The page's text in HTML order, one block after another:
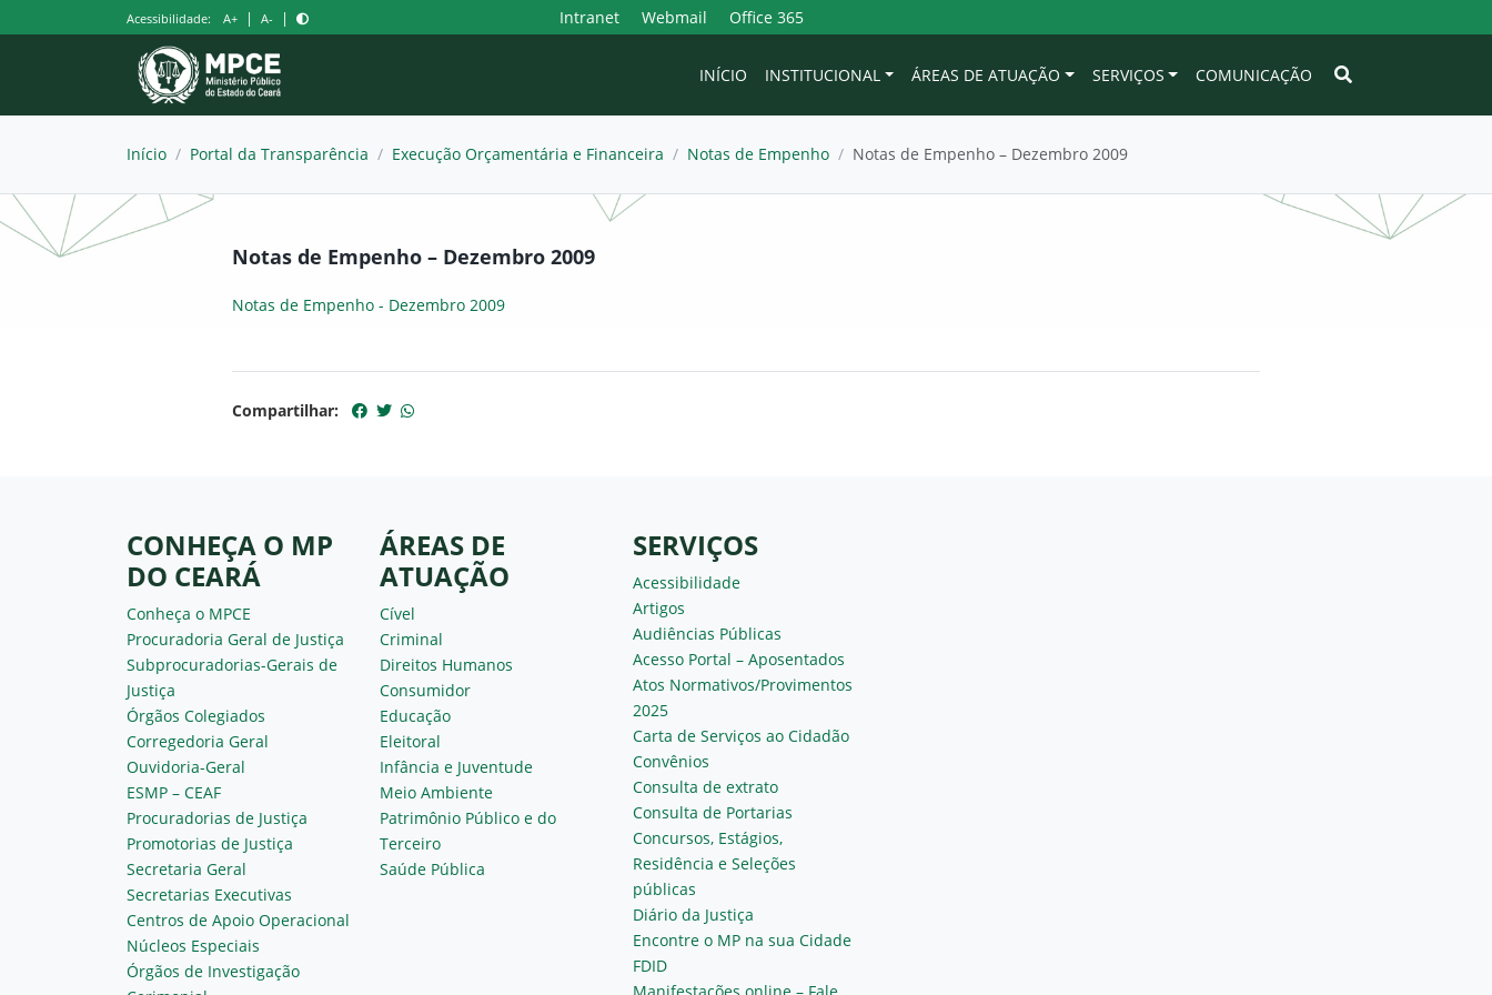
para
Acessibilidade: A+ | A- | Intranet Webmail Office 365
INÍCIO INSTITUCIONAL ÁREAS DE ATUAÇÃO SERVIÇOS COMUNICAÇÃO
Início / Portal da Transparência / Execução Orçamentária e Financeira / Notas de Empenho / Notas de Empenho – Dezembro 2009
Notas de Empenho – Dezembro 2009
Notas de Empenho - Dezembro 2009
Compartilhar:
CONHEÇA O MP
DO CEARÁ
Conheça o MPCE
Procuradoria Geral de Justiça
Subprocuradorias-Gerais de
Justiça
Órgãos Colegiados
Corregedoria Geral
Ouvidoria-Geral
ESMP – CEAF
Procuradorias de Justiça
Promotorias de Justiça
Secretaria Geral
Secretarias Executivas
Centros de Apoio Operacional
Núcleos Especiais
Órgãos de Investigação
ÁREAS DE
ATUAÇÃO
Cível
Criminal
Direitos Humanos
Consumidor
Educação
Eleitoral
Infância e Juventude
Meio Ambiente
Patrimônio Público e do
Terceiro
Saúde Pública
SERVIÇOS
Acessibilidade
Artigos
Audiências Públicas
Acesso Portal – Aposentados
Atos Normativos/Provimentos
2025
Carta de Serviços ao Cidadão
Convênios
Consulta de extrato
Consulta de Portarias
Concursos, Estágios,
Residência e Seleções
públicas
Diário da Justiça
Encontre o MP na sua Cidade
FDID